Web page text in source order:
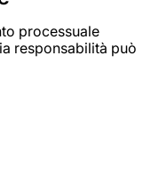
processuale
responsabilità può